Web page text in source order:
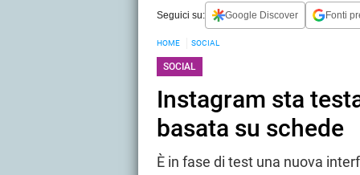
Seguici su: Google Discover Fonti
HOME SOCIAL
SOCIAL
Instagram sta
basata su schede
È in fase di test una nuova